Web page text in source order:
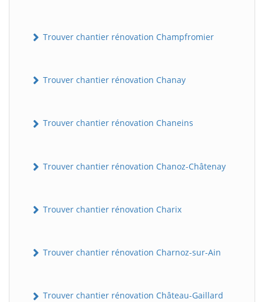
Trouver chantier rénovation Champfromier
Trouver chantier rénovation Chanay
Trouver chantier rénovation Chaneins
Trouver chantier rénovation Chanoz-Châtenay
Trouver chantier rénovation Charix
Trouver chantier rénovation Charnoz-sur-Ain
Trouver chantier rénovation Château-Gaillard